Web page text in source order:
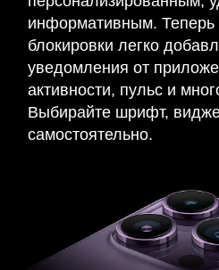
информативным. Теперь
блокировки легко
уведомления от
активности, пульс и
Выбирайте шрифт,
самостоятельно.